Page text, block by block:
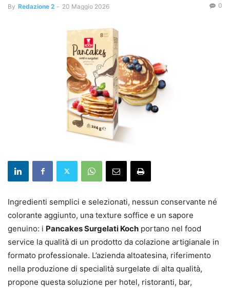
By Redazione 2 - 20 Maggio 2026 0
Ingredienti semplici e selezionati, nessun conservante né
colorante aggiunto, una texture soffice e un sapore
genuino: i Pancakes Surgelati Koch portano nel food
service la qualità di un prodotto da colazione artigianale in
formato professionale. L’azienda altoatesina, riferimento
nella produzione di specialità surgelate di alta qualità,
propone questa soluzione per hotel, ristoranti, bar,